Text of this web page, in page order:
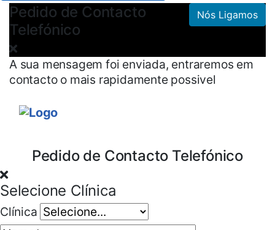
Nós Ligamos
Pedido de Contacto
Telefónico
A sua mensagem foi enviada, entraremos em
contacto o mais rapidamente possivel
Pedido de Contacto Telefónico
Selecione Clínica
Clínica